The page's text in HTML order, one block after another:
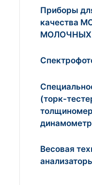
Приборы
качества
МОЛОЧНЫХ
(торк-
Весовая